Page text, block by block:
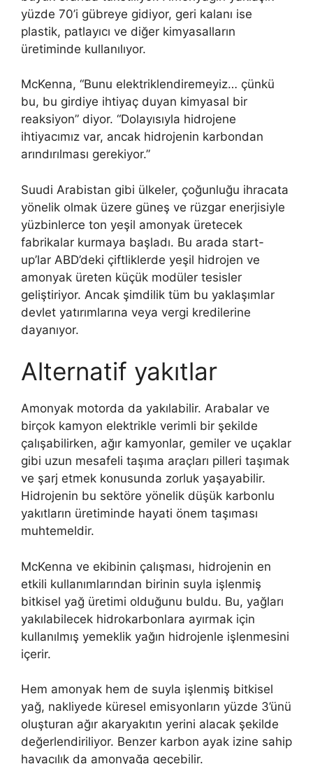
yüzde 70’i gübreye gidiyor, geri kalanı ise
plastik, patlayıcı ve diğer kimyasalların
üretiminde kullanılıyor.
McKenna, “Bunu elektriklendiremeyiz… çünkü
bu, bu girdiye ihtiyaç duyan kimyasal bir
reaksiyon” diyor. “Dolayısıyla hidrojene
ihtiyacımız var, ancak hidrojenin karbondan
arındırılması gerekiyor.”
Suudi Arabistan gibi ülkeler, çoğunluğu ihracata
yönelik olmak üzere güneş ve rüzgar enerjisiyle
yüzbinlerce ton yeşil amonyak üretecek
fabrikalar kurmaya başladı. Bu arada start-
up’lar ABD’deki çiftliklerde yeşil hidrojen ve
amonyak üreten küçük modüler tesisler
geliştiriyor. Ancak şimdilik tüm bu yaklaşımlar
devlet yatırımlarına veya vergi kredilerine
dayanıyor.
Alternatif yakıtlar
Amonyak motorda da yakılabilir. Arabalar ve
birçok kamyon elektrikle verimli bir şekilde
çalışabilirken, ağır kamyonlar, gemiler ve uçaklar
gibi uzun mesafeli taşıma araçları pilleri taşımak
ve şarj etmek konusunda zorluk yaşayabilir.
Hidrojenin bu sektöre yönelik düşük karbonlu
yakıtların üretiminde hayati önem taşıması
muhtemeldir.
McKenna ve ekibinin çalışması, hidrojenin en
etkili kullanımlarından birinin suyla işlenmiş
bitkisel yağ üretimi olduğunu buldu. Bu, yağları
yakılabilecek hidrokarbonlara ayırmak için
kullanılmış yemeklik yağın hidrojenle işlenmesini
içerir.
Hem amonyak hem de suyla işlenmiş bitkisel
yağ, nakliyede küresel emisyonların yüzde 3’ünü
oluşturan ağır akaryakıtın yerini alacak şekilde
değerlendiriliyor. Benzer karbon ayak izine sahip
havacılık da amonyağa geçebilir.